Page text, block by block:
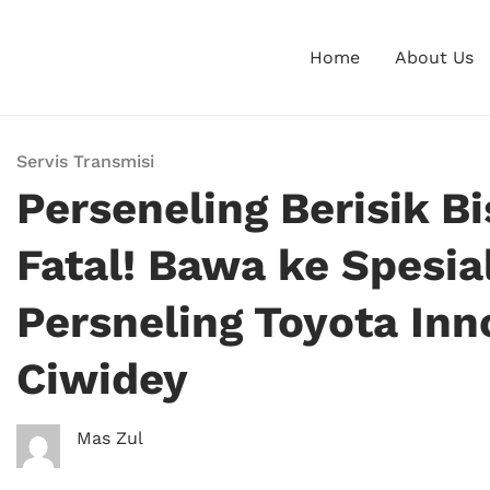
Home About Us
Servis Transmisi
Perseneling Berisik
Fatal! Bawa ke
Persneling Toyota
Ciwidey
Mas Zul